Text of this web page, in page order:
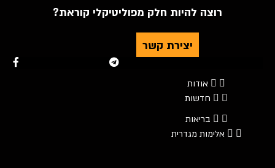
רוצה להיות חלק מפוליטיקלי קוראת?
יצירת קשר
אודות
חדשות
בריאות
אלימות מגדרית